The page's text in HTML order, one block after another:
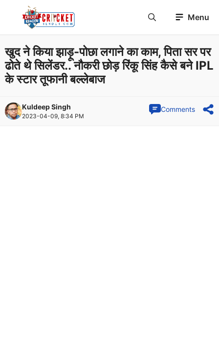
Menu
खुद ने किया झाड़ू-पोछा लगाने का काम, पिता सर पर
ढोते थे सिलेंडर.. नौकरी छोड़ रिंकू सिंह कैसे बने IPL
के स्टार तूफानी बल्लेबाज
Kuldeep Singh
2023-04-09, 8:34 PM
Comments